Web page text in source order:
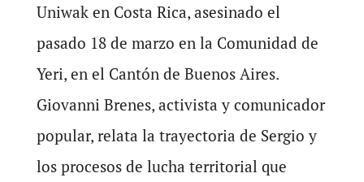
Uniwak en Costa Rica, asesinado el
pasado 18 de marzo en la Comunidad de
Yeri, en el Cantón de Buenos Aires.
Giovanni Brenes, activista y comunicador
popular, relata la trayectoria de Sergio y
los procesos de lucha territorial que